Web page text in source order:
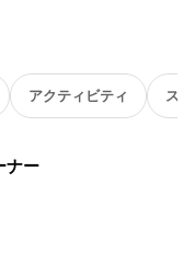
アクティビティ ス
ナー